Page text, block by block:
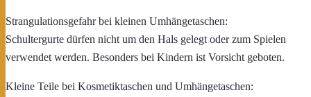
Strangulationsgefahr bei kleinen Umhängetaschen:
Schultergurte dürfen nicht um den Hals gelegt oder zum Spielen
verwendet werden. Besonders bei Kindern ist Vorsicht geboten.
Kleine Teile bei Kosmetiktaschen und Umhängetaschen: